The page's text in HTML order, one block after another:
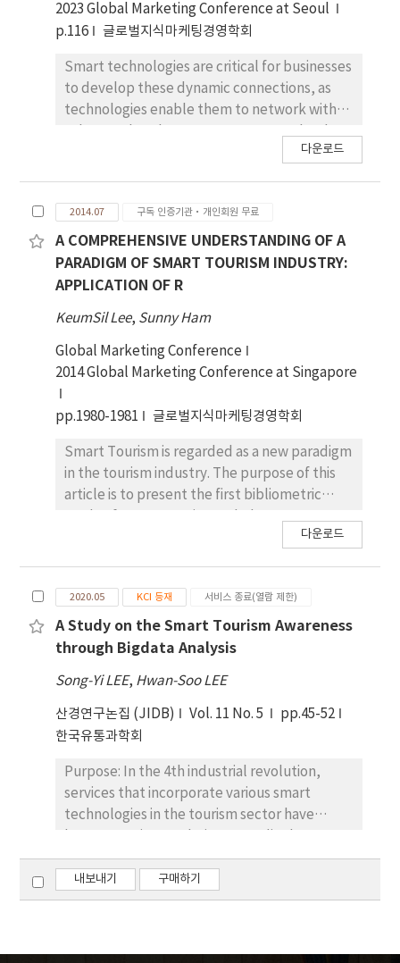
2023 Global Marketing Conference at Seoul
p.116
글로벌지식마케팅경영학회
Smart technologies are critical for businesses
to develop these dynamic connections, as
technologies enable them to network with
This fact makes it possible to modify the
consumers/tourists.
다운로드
2014.07 구독 인증기관·개인회원 무료
A COMPREHENSIVE UNDERSTANDING OF A
PARADIGM OF SMART TOURISM INDUSTRY:
APPLICATION OF R
KeumSil Lee, Sunny Ham
Global Marketing Conference
2014 Global Marketing Conference at Singapore
pp.1980-1981 글로벌지식마케팅경영학회
Smart Tourism is regarded as a new paradigm
in the tourism industry. The purpose of this
article is to present the first bibliometric
understanding the means of smart tourism
uses a pattern of co-occurrence of pair of
items such as words, nouns or phrases in a
corpus of texts to identify the relationships
the subject areas. Smart tourism has been an
issue in tourism industry these days. Some
scholars are trying to define the ‘smart
‘mobile tourism’ that is still commonly
used. Practically, the term ‘smart’ is
getting popular in tourism industry, since the
‘smart’ has not been defined clearly, it is
still used even in academia. To examine the
intellectual structureof Smart Tourism, this
다운로드
2020.05 KCI 등재 서비스 종료(열람 제한)
A Study on the Smart Tourism Awareness
through Bigdata Analysis
Song-Yi LEE, Hwan-Soo LEE
산경연구논집 (JIDB) Vol. 11 No. 5
pp.45-52
한국유통과학회
Purpose: In the 4th industrial revolution,
services that incorporate various smart
technologies in the tourism sector have
academic discussions on smart tourism have
also started to become active in various
fields. Despite recent research, the definition
내보내기 구매하기